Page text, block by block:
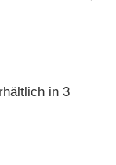
in 3